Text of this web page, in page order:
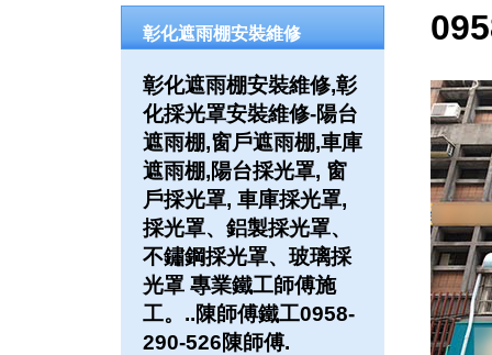
彰化遮雨棚安裝維修
彰化遮雨棚安裝維修,彰
化採光罩安裝維修-陽台
遮雨棚,窗戶遮雨棚,車庫
遮雨棚,陽台採光罩, 窗
戶採光罩, 車庫採光罩,
採光罩、鋁製採光罩、
不鏽鋼採光罩、玻璃採
光罩 專業鐵工師傅施
工。..陳師傅鐵工0958-
290-526陳師傅.